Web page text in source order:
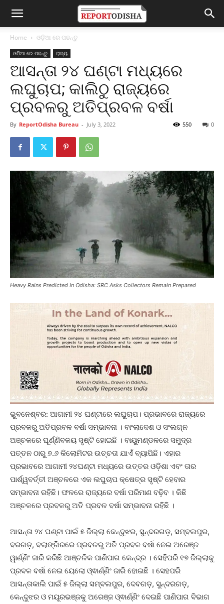
Home ଓଡ଼ିଆ ରେ ପଢନ୍ତୁ
ଓଡ଼ିଆ ରେ ପଢନ୍ତୁ ରାଜ୍ୟ
ଆସନ୍ତା ୨୪ ଘଣ୍ଟା ମଧ୍ୟରେ
ଲଘୁଚାପ; କାଲିଠୁ ରାଜ୍ୟରେ
ପ୍ରବଳରୁ ଅତିପ୍ରବଳ ବର୍ଷା
By ReportOdisha Bureau - July 3, 2022 0
550
Heavy Rains Predicted In Odisha: SRC Asks Collectors Remain Prepared
ଭୁବନେଶ୍ବର: ଆଗାମୀ ୨୪ ଘଣ୍ଟାରେ ଲଘୁଚାପ। ପ୍ରଭାବରେ ରାଜ୍ୟରେ
ପ୍ରବଳରୁ ଅତିପ୍ରବଳ ବର୍ଷା ସମ୍ଭାବନା । ବାଂଲାଦେଶ ଓ ସଂଲଗ୍ନ
ଅଞ୍ଚଳରେ ଘୂର୍ଣ୍ଣିବଳୟ ସୃଷ୍ଟି ହୋଇଛି । ବାୟୁମଣ୍ଡଳରେ ସମୁଦ୍ର
ପତ୍ତନ ଠାରୁ ୭.୬ କିଲୋମିଟର ଉଚ୍ଚତା ଯାଏଁ ବ୍ୟାପିଛି। ଏହାର
ପ୍ରଭାବରେ ଆଗାମୀ ୨୪ଘଣ୍ଟା ମଧ୍ୟରେ ଉତ୍ତର ଓଡ଼ିଶା ଏବଂ ତାର
ପାର୍ଶ୍ୱବର୍ତ୍ତୀ ଅଞ୍ଚଳରେ ଏକ ଲଘୁଚାପ କ୍ଷେତ୍ର ସୃଷ୍ଟି ହେବାର
ସମ୍ଭାବନା ରହିଛି। ଫଳରେ ରାଜ୍ୟରେ ବର୍ଷା ପରିମାଣ ବଢ଼ିବ । କିଛି
ଅଞ୍ଚଳରେ ପ୍ରବଳରୁ ଅତି ପ୍ରବଳ ବର୍ଷା ସମ୍ଭାବନା ରହିଛି ।
ଆସନ୍ତା ୨୪ ଘଣ୍ଟା ପାଇଁ ୫ ଜିଲ୍ଲା କେନ୍ଦୁଝର, ସୁନ୍ଦରଗଡ଼, ସମ୍ବଲପୁର,
ବରଗଡ଼, ବଲାଙ୍ଗିରରେ ପ୍ରବଳରୁ ଅତି ପ୍ରବଳ ବର୍ଷା ନେଇ ଅରେଞ୍ଜ
ୱାର୍ଣ୍ଣିଂ ଜାରି କରିଛି ଆଞ୍ଚଳିକ ପାଣିପାଗ କେନ୍ଦ୍ର । ସେହିପରି ୧୭ ଜିଲ୍ଲାକୁ
ପ୍ରବଳ ବର୍ଷା ନେଇ ୟେଲୋ ଓ୍ଵାର୍ଣ୍ଣିଂ ଜାରି ହୋଇଛି । ସେହପରି
ଆସନ୍ତାକାଲି ପାଇଁ ୫ ଜିଲ୍ଲା ସମ୍ବଲପୁର, ଦେବଗଡ଼, ସୁନ୍ଦରଗଡ଼,
କେନ୍ଦୁଝର ଓ ମୟୂରଭଞ୍ଜକୁ ଅରେଞ୍ଜ ଓ୍ଵାର୍ଣ୍ଣିଂ ଦେଇଛି ପାଣିପାଗ ବିଭାଗ